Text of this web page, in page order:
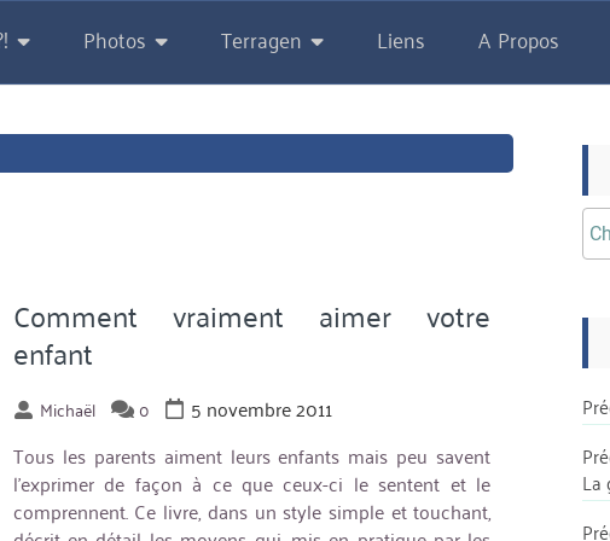
Photos Terragen Liens A Propos
Comment vraiment aimer votre
enfant
Michaël 0
5 novembre 2011
Tous les parents aiment leurs enfants mais peu savent
l’exprimer de façon à ce que ceux-ci le sentent et le
comprennent. Ce livre, dans un style simple et touchant,
La